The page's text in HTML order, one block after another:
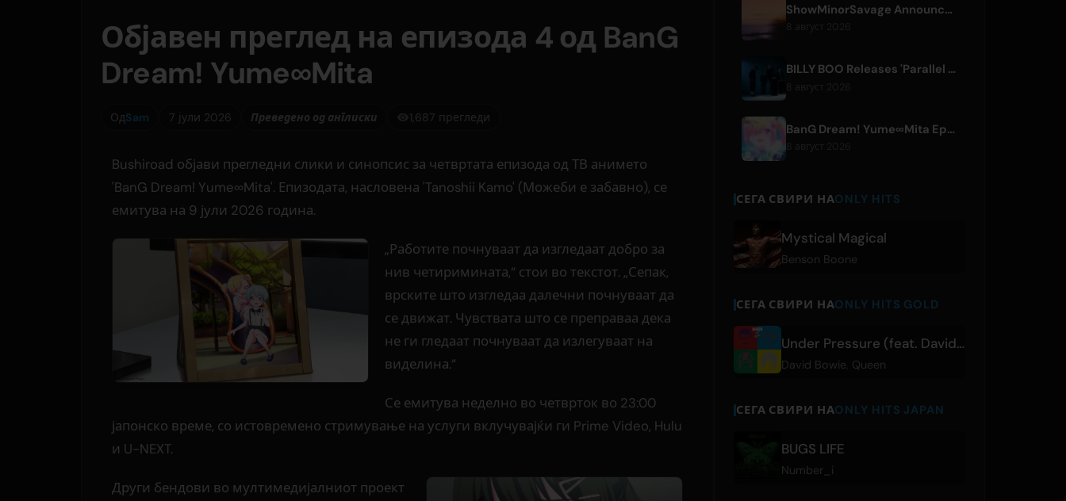
Објавен преглед на епизода 4 од BanG
Dream! Yume∞Mita
ОдSam 7 јули 2026 Преведено од англиски 1,687 прегледи
Bushiroad објави прегледни слики и синопсис за четвртата епизода од ТВ анимето
'BanG Dream! Yume∞Mita'. Епизодата, насловена 'Tanoshii Kamo' (Можеби е забавно), се
емитува на 9 јули 2026 година.
„Работите почнуваат да изгледаат добро за
нив четиримината,“ стои во текстот. „Сепак,
врските што изгледаа далечни почнуваат да
се движат. Чувствата што се преправаа дека
не ги гледаат почнуваат да излегуваат на
виделина.“
Се емитува неделно во четврток во 23:00
јапонско време, со истовремено стримување на услуги вклучувајќи ги Prime Video, Hulu
и U-NEXT.
Други бендови во мултимедијалниот проект
ShowMinorSavage Announces New Digital Single 'Gradation'
BILLY BOO Releases 'Parallel Night-EP' Featuring TV Drama Theme Song
BanG Dream! Yume∞Mita Episode 8 Live Clip Released
СЕГА СВИРИ НАONLY HITS
Mystical Magical
Benson Boone
СЕГА СВИРИ НАONLY HITS GOLD
Under Pressure (feat. David Bowie)
David Bowie Queen
СЕГА СВИРИ НАONLY HITS JAPAN
BUGS LIFE
Number_i